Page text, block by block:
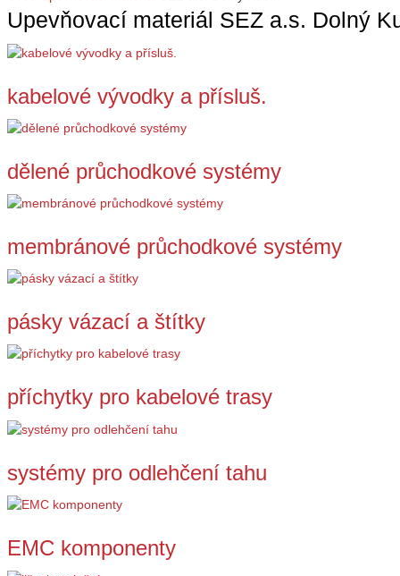
Upevňovací materiál SEZ a.s. Dolný
kabelové vývodky a přísluš.
dělené průchodkové systémy
membránové průchodkové systémy
pásky vázací a štítky
příchytky pro kabelové trasy
systémy pro odlehčení tahu
EMC komponenty